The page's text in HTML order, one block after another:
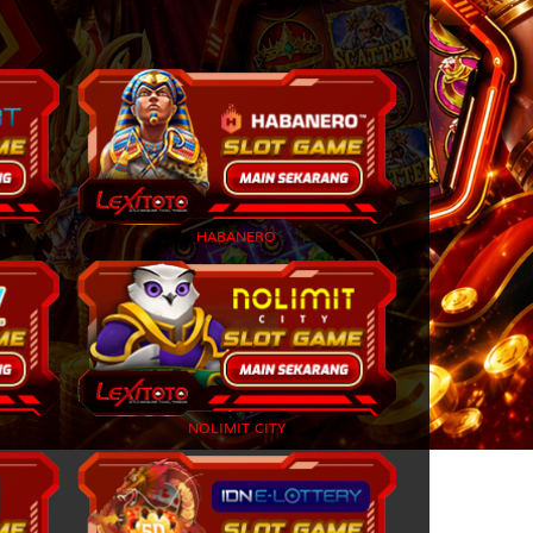
84 (86-23-39-
73)
2D
85 (75-25-42-
52)
2D
86 (84-33-37-
83)
2D
87 (88-09-33-
59)
2D
91 (99-06-66-
56)
- Siti Sundari 2D
92 (95-47-62-
97)
2D
95 (92-01-65-
51)
2D
96 (98-14-63-
64)
HABANERO
NOLIMIT CITY